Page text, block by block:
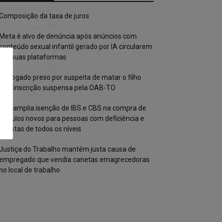
da taxa de juros
Meta é alvo de denúncia após anúncios com
sexual infantil gerado por IA circularem
em suas plataformas
Advogado preso por suspeita de matar o filho
tem inscrição suspensa pela OAB-TO
STF amplia isenção de IBS e CBS na compra de
veículos novos para pessoas com deficiência e
autistas de todos os níveis
Justiça do Trabalho mantém justa causa de
empregado que vendia canetas emagrecedoras
local de trabalho